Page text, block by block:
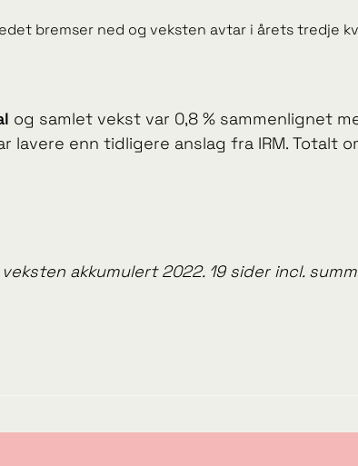
bremser ned og veksten avtar i årets tredje
og samlet vekst var 0,8 % sammenlignet
lavere enn tidligere anslag fra IRM. Totalt
akkumulert 2022. 19 sider incl.